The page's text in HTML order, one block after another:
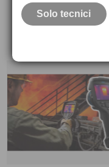
Solo tecnici